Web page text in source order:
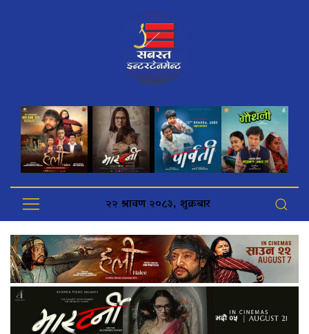
२२ श्रावण २०८३, शुक्रबार